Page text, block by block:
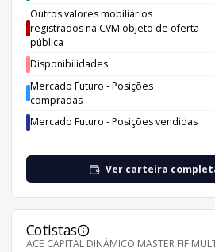
Outros valores mobiliários
registrados na CVM objeto de oferta
pública
Disponibilidades
Mercado Futuro - Posições
compradas
Mercado Futuro - Posições vendidas
Ver carteira
Cotistas
ACE CAPITAL DINÂMICO MASTER FIF